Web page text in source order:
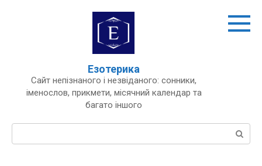
Езотерика
Сайт непізнаного і незвіданого: сонники,
іменослов, прикмети, місячний календар та
багато іншого
Пошук: